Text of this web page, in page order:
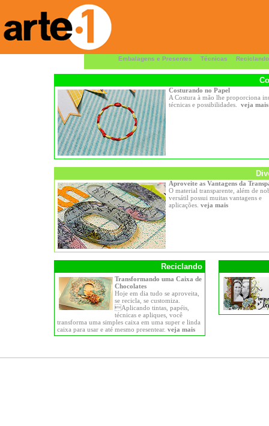
Embalagens e Presentes Técnicas Reciclando
Costurando no Papel
A Costura à mão lhe proporciona
técnicas e possibilidades. veja mais
Aproveite as Vantagens da
O material transparente, além de
versátil possui muitas vantagens e
aplicações. veja mais
Reciclando
Transformando uma Caixa de
Chocolates
Hoje em dia tudo se aproveita,
se recicla, se customiza.
Aplicando tintas, papéis,
técnicas e apliques, você
transforma uma simples caixa em uma super e linda
caixa para usar e até mesmo presentear. veja mais